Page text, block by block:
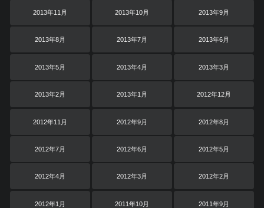
2013年11月 2013年10月 2013年9月
2013年8月 2013年7月 2013年6月
2013年5月 2013年4月 2013年3月
2013年2月 2013年1月 2012年12月
2012年11月 2012年9月 2012年8月
2012年7月 2012年6月 2012年5月
2012年4月 2012年3月 2012年2月
2012年1月 2011年10月 2011年9月